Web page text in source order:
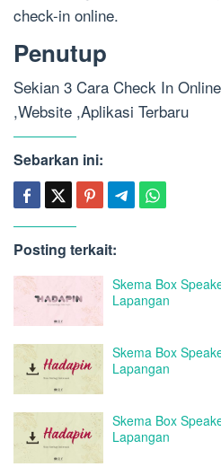
check-in online.
Penutup
Sekian 3 Cara Check In
,Website ,Aplikasi Terbaru
Sebarkan ini:
Posting terkait:
Skema Box
Lapangan
Skema Box
Lapangan
Skema Box
Lapangan